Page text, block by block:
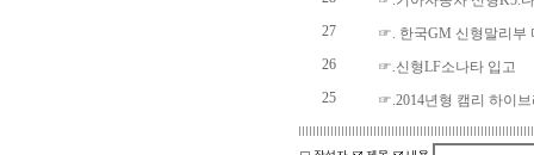
27
☞. 한국GM 신형말리부
26
☞.신형LF소나타 입고
25
☞.2014년형 캠리 하이